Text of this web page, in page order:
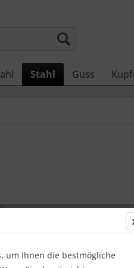
Stahl Guss
1
Lieferzeit
um Ihnen die bestmögliche